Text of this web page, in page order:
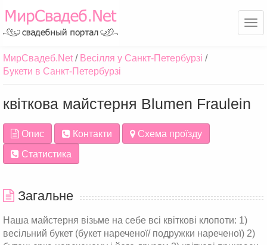
МирСвадеб.Net
Весілля у Санкт-Петербурзі
Букети в Санкт-Петербурзі
квіткова майстерня Blumen Fraulein
Опис Контакти
Схема проїзду
Статистика
Загальне
Наша майстерня візьме на себе всі квіткові клопоти: 1)
весільний букет (букет нареченої/ подружки нареченої) 2)